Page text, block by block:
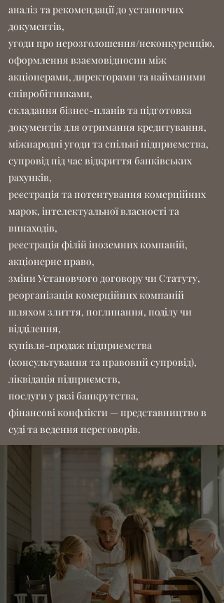
аналіз та рекомендації до установчих
документів,
угоди про нерозголошення/неконкуренцію,
оформлення взаємовідносин між
акціонерами, директорами та найманими
співробітниками,
складання бізнес-планів та підготовка
документів для отримання кредитування,
міжнародні угоди та спільні підприємства,
супровід під час відкриття банківських
рахунків,
реєстрація та потентування комерційних
марок, інтелектуальної власності та
винаходів,
реєстрація філій іноземних компаній,
акціонерне право,
зміни Установчого договору чи Статуту,
реорганізація комерційних компаній
шляхом злиття, поглинання, поділу чи
відділення,
купівля-продаж підприємства
(консультування та правовий супровід),
ліквідація підприємств,
послуги у разі банкрутства,
фінансові конфлікти — представництво в
суді та ведення переговорів.